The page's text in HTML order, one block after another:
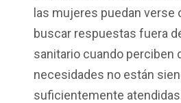
las mujeres puedan verse
buscar respuestas fuera
sanitario cuando perciben
necesidades no están
suficientemente